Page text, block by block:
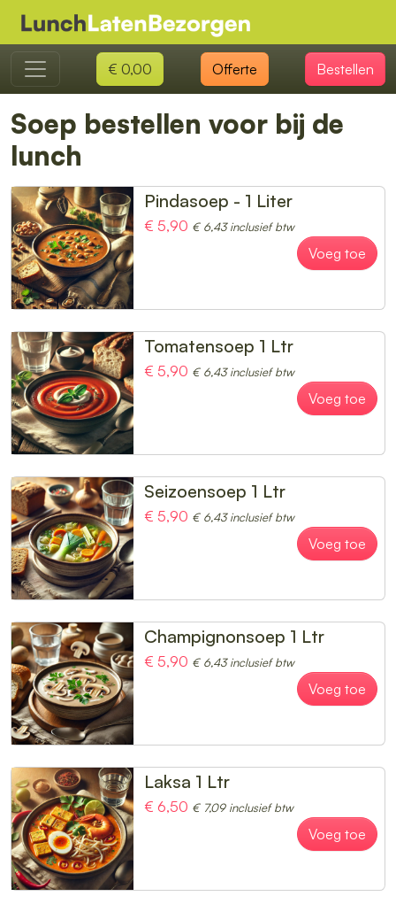
€ 0,00 Offerte Bestellen
Soep bestellen voor bij de
lunch
Pindasoep - 1 Liter
€ 5,90 € 6,43 inclusief btw
Voeg toe
Tomatensoep 1 Ltr
€ 5,90 € 6,43 inclusief btw
Voeg toe
Seizoensoep 1 Ltr
€ 5,90 € 6,43 inclusief btw
Voeg toe
Champignonsoep 1 Ltr
€ 5,90 € 6,43 inclusief btw
Voeg toe
Laksa 1 Ltr
€ 6,50 € 7,09 inclusief btw
Voeg toe